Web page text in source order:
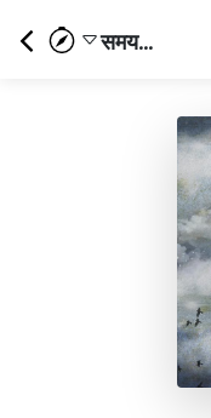
समय...